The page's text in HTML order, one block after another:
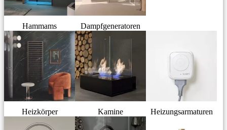
Hammams Dampfgeneratoren
Heizkörper Kamine Heizungsarmaturen